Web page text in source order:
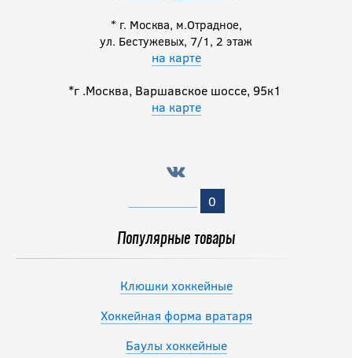
* г. Москва, м.Отрадное,
ул. Бестужевых, 7/1, 2 этаж
на карте
*г .Москва, Варшавское шоссе, 95к1
на карте
0
Популярные товары
Клюшки хоккейные
Хоккейная форма вратаря
Баулы хоккейные